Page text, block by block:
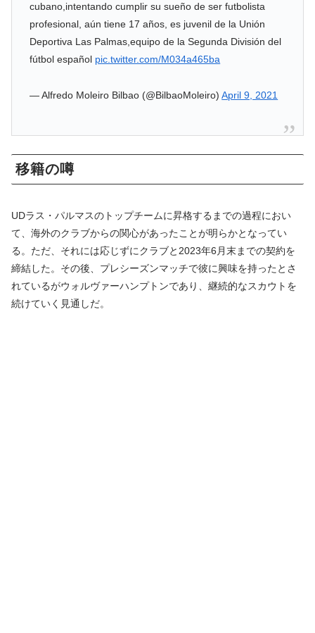
cubano,intentando cumplir su sueño de ser futbolista
profesional, aún tiene 17 años, es juvenil de la Unión
Deportiva Las Palmas,equipo de la Segunda División del
fútbol español pic.twitter.com/M034a465ba
— Alfredo Moleiro Bilbao (@BilbaoMoleiro)April 9, 2021
移籍の噂
UDラス・パルマスのトップチームに昇格するまでの過程におい
て、海外のクラブからの関心があったことが明らかとなってい
る。ただ、それには応じずにクラブと2023年6月末までの契約を
締結した。その後、プレシーズンマッチで彼に興味を持ったとさ
れているがウォルヴァーハンプトンであり、継続的なスカウトを
続けていく見通しだ。